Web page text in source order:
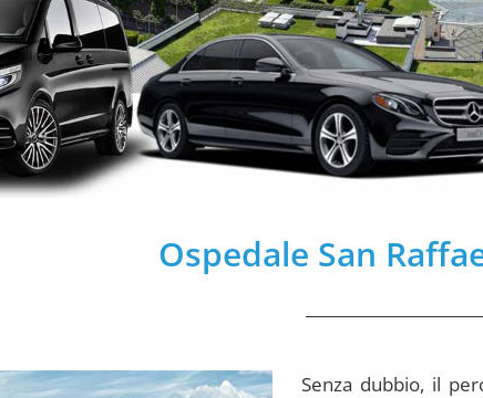
Ospedale San
Senza dubbio, il